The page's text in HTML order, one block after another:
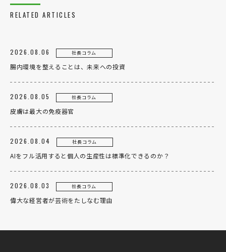
RELATED ARTICLES
2026.08.06 社長コラム
腸内環境を整えることは、未来への投資
2026.08.05 社長コラム
皮膚は最大の免疫器官
2026.08.04 社長コラム
AIをフル活用すると個人の生産性は標準化できるのか？
2026.08.03 社長コラム
偉大な経営者が芸術をたしなむ理由